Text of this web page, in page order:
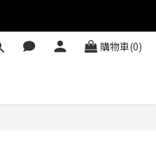
購物車(0)